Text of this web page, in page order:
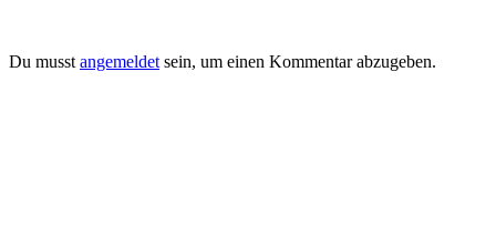
Du musst angemeldet sein, um einen Kommentar abzugeben.